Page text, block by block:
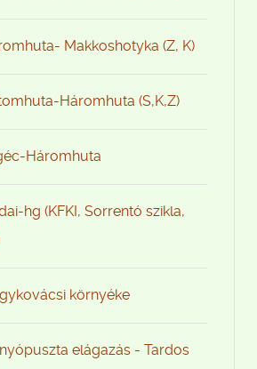
Makkoshotyka (Z, K)
Háromhuta (S,K,Z)
Háromhuta
hg (KFKI, Sorrentó szikla,
környéke
elágazás - Tardos